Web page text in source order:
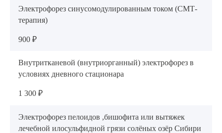
Электрофорез синусомодулированным током (СМТ-
терапия)
900 ₽
Внутритканевой (внутриорганный) электрофорез в
условиях дневного стационара
1 300 ₽
Электрофорез пелоидов ,бишофита или вытяжек
лечебной илосульфидной грязи солёных озёр Сибири